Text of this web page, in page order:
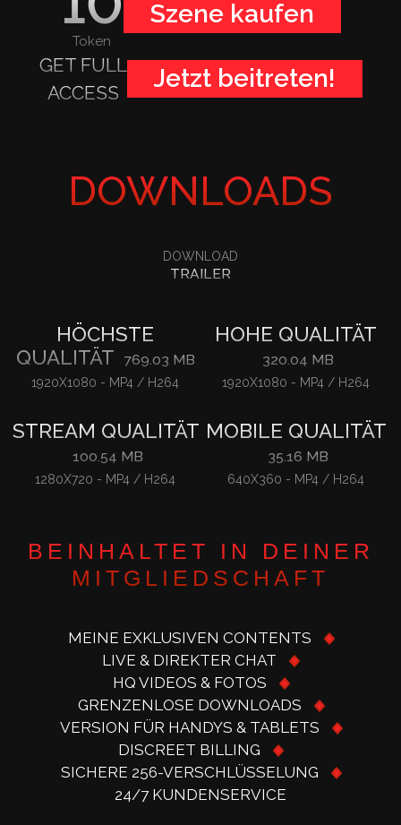
Token
Szene kaufen
GET FULL
ACCESS
Jetzt beitreten!
DOWNLOADS
DOWNLOAD
TRAILER
HÖCHSTE
QUALITÄT
769.03 MB
1920X1080 - MP4 / H264
HOHE QUALITÄT
320.04 MB
1920X1080 - MP4 / H264
STREAM QUALITÄT
100.54 MB
1280X720 - MP4 / H264
MOBILE QUALITÄT
35.16 MB
640X360 - MP4 / H264
BEINHALTET IN DEINER
MITGLIEDSCHAFT
MEINE EXKLUSIVEN CONTENTS
LIVE & DIREKTER CHAT
HQ VIDEOS & FOTOS
GRENZENLOSE DOWNLOADS
VERSION FÜR HANDYS & TABLETS
DISCREET BILLING
SICHERE 256-VERSCHLÜSSELUNG
24/7 KUNDENSERVICE